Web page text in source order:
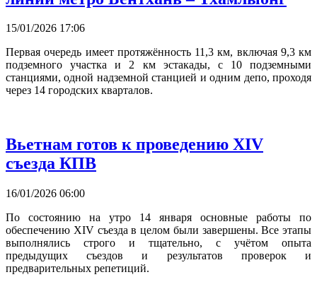
15/01/2026 17:06
Первая очередь имеет протяжённость 11,3 км, включая 9,3 км
подземного участка и 2 км эстакады, с 10 подземными
станциями, одной надземной станцией и одним депо, проходя
через 14 городских кварталов.
Вьетнам готов к проведению XIV
съезда КПВ
16/01/2026 06:00
По состоянию на утро 14 января основные работы по
обеспечению XIV съезда в целом были завершены. Все этапы
выполнялись строго и тщательно, с учётом опыта
предыдущих съездов и результатов проверок и
предварительных репетиций.